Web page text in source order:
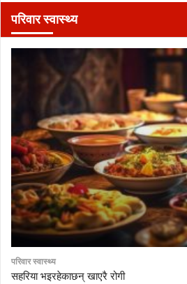
परिवार स्वास्थ्य
परिवार स्वास्थ्य
सहरिया भइरहेकाछन् खाएरै रोगी